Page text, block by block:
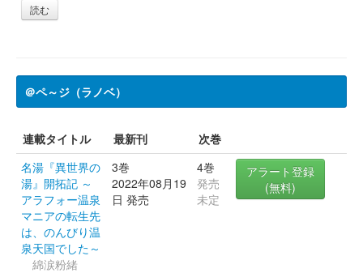
読む
＠ペ～ジ（ラノベ）
連載タイトル 最新刊
次巻
名湯『異世界の
湯』開拓記 ～
アラフォー温泉
マニアの転生先
は、のんびり温
泉天国でした～
綿涙粉緒
3巻
2022年08月19
日 発売
4巻
発売
未定
アラート登録
(無料)